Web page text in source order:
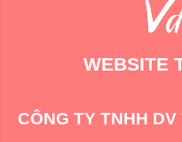
WEBSITE
CÔNG TY TNHH DV